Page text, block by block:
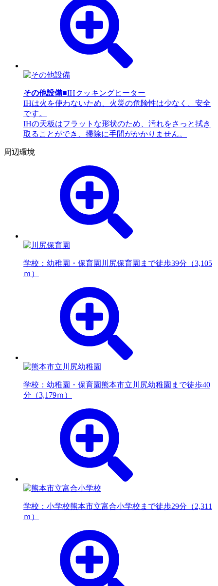
その他設備■IHクッキングヒーター
IHは火を使わないため、火災の危険性は少なく、安全
です。
IHの天板はフラットな形状のため、汚れをさっと拭き
取ることができ、掃除に手間がかかりません。
周辺環境
学校：幼稚園・保育園 川尻保育園まで徒歩39分（3,105
ｍ）
学校：幼稚園・保育園熊本市立川尻幼稚園まで徒歩40
分（3,179ｍ）
学校：小学校熊本市立富合小学校まで徒歩29分（2,311
ｍ）